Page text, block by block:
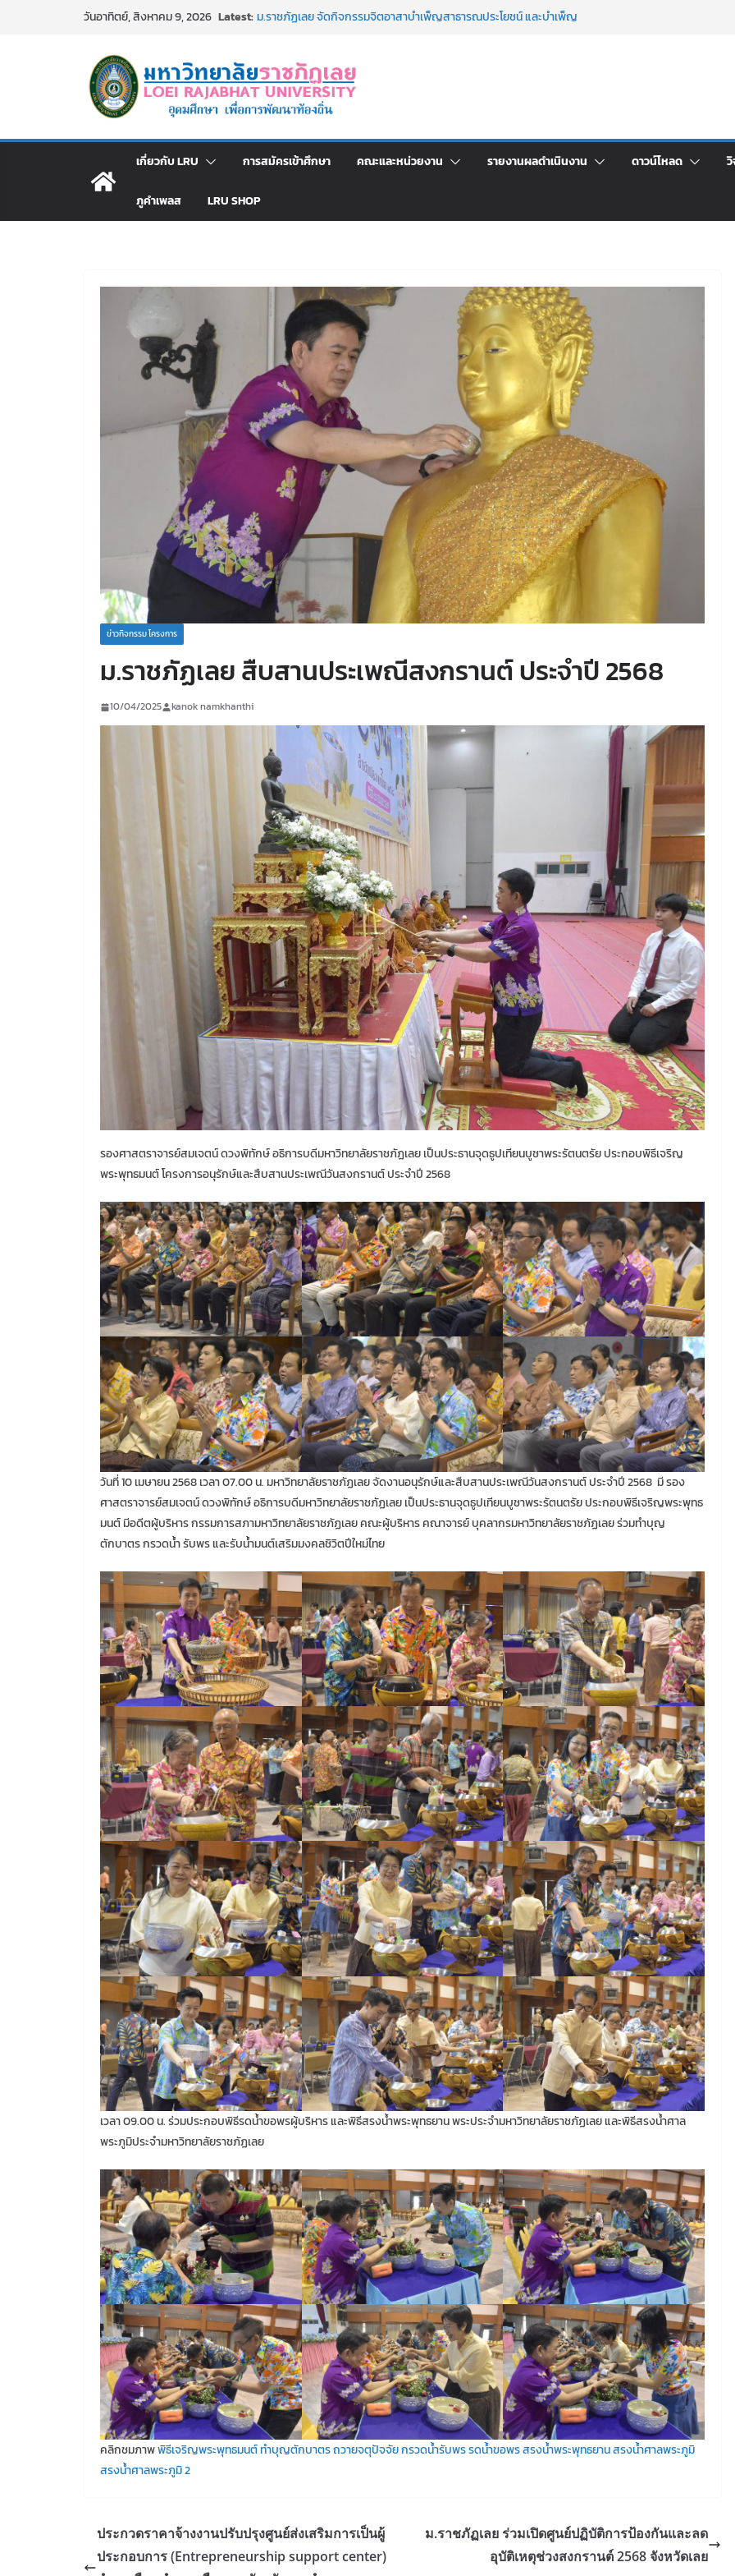
วันอาทิตย์, สิงหาคม 9, 2026 Latest:ม.ราชภัฏเลย จัดกิจกรรมจิตอาสาบำเพ็ญสาธารณประโยชน์ และบำเพ็ญ
มหาวิทยาลัยราชภัฏเลย ด้วยเงินนอกงบประมาณ ประเภทเงินรายได้
ม.ราชภัฏเลย จัดมหกรรมวิชาการ เปิดบ้าน LRU ครั้งที่ 4 เปิดให้นักเรียน
มัธยมปลายค้นหาสาขาวิชาในฝัน สู่อนาคตที่ใช่
อธิการบดี มรภ.เลย ร่วมประชุมชี้แจงกับคณะอนุกรรมาธิการ ประจำ
ประกาศผู้ชนะการเสนอราคา จ้างทำปกปริญญาบัตร จำนวน ๑,๙๗๒ ชุด
โดยวิธีเฉพาะเจาะจง
เกี่ยวกับ LRU การสมัครเข้าศึกษา คณะและหน่วยงาน รายงานผลดำเนินงาน ดาวน์โหลด
ภูคำเพลส LRU SHOP
ข่าวกิจกรรม โครงการ
ม.ราชภัฏเลย สืบสานประเพณีสงกรานต์ ประจำปี 2568
10/04/2025 kanok namkhanthi
รองศาสตราจารย์สมเจตน์ ดวงพิทักษ์ อธิการบดีมหาวิทยาลัยราชภัฏเลย เป็นประธานจุดธูปเทียนบูชาพระรัตนตรัย ประกอบพิธีเจริญ
พระพุทธมนต์ โครงการอนุรักษ์และสืบสานประเพณีวันสงกรานต์ ประจำปี 2568
วันที่ 10 เมษายน 2568 เวลา 07.00 น. มหาวิทยาลัยราชภัฏเลย จัดงานอนุรักษ์และสืบสานประเพณีวันสงกรานต์ ประจำปี 2568 มี รอง
ศาสตราจารย์สมเจตน์ ดวงพิทักษ์ อธิการบดีมหาวิทยาลัยราชภัฏเลย เป็นประธานจุดธูปเทียนบูชาพระรัตนตรัย ประกอบพิธีเจริญพระพุทธ
มนต์ มีอดีตผู้บริหาร กรรมการสภามหาวิทยาลัยราชภัฏเลย คณะผู้บริหาร คณาจารย์ บุคลากรมหาวิทยาลัยราชภัฏเลย ร่วมทำบุญ
ตักบาตร กรวดน้ำ รับพร และรับน้ำมนต์เสริมมงคลชิวิตปีใหม่ไทย
เวลา 09.00 น. ร่วมประกอบพิธีรดน้ำขอพรผู้บริหาร และพิธีสรงน้ำพระพุทธยาน พระประจำมหาวิทยาลัยราชภัฏเลย และพิธีสรงน้ำศาล
พระภูมิประจำมหาวิทยาลัยราชภัฏเลย
คลิกชมภาพพิธีเจริญพระพุทธมนต์ทำบุญตักบาตรถวายจตุปัจจัยกรวดน้ำรับพรรดน้ำขอพรสรงน้ำพระพุทธยานสรงน้ำศาลพระภูมิ
สรงน้ำศาลพระภูมิ 2
ประกวดราคาจ้างงานปรับปรุงศูนย์ส่งเสริมการเป็นผู้
ประกอบการ (Entrepreneurship support center)
ม.ราชภัฏเลย ร่วมเปิดศูนย์ปฏิบัติการป้องกันและลด
อุบัติเหตุช่วงสงกรานต์ 2568 จังหวัดเลย